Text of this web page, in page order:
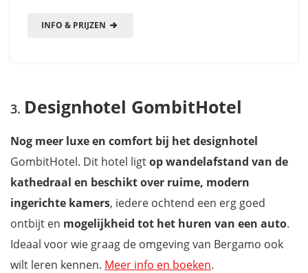
INFO & PRIJZEN
Designhotel GombitHotel
Nog meer luxe en comfort bij het designhotel
GombitHotel. Dit hotel ligtop wandelafstand van de
kathedraal en beschikt over ruime, modern
ingerichte kamers, iedere ochtend een erg goed
ontbijt en mogelijkheid tot het huren van een auto.
Ideaal voor wie graag de omgeving van Bergamo ook
wilt leren kennen. Meer info en boeken.